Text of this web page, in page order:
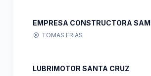
TOMAS FRIAS
LUBRIMOTOR SANTA CRUZ